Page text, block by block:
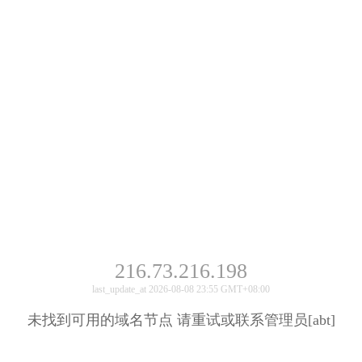
216.73.216.198
last_update_at 2026-08-08 23:55 GMT+08:00
未找到可用的域名节点 请重试或联系管理员[abt]